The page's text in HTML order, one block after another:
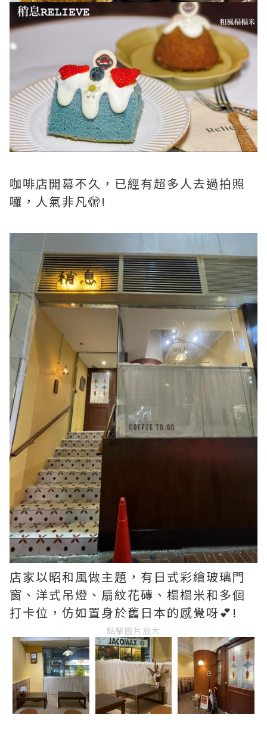
咖啡店開幕不久，已經有超多人去過拍照
囉，人氣非凡🫣!
店家以昭和風做主題，有日式彩繪玻璃門
窗、洋式吊燈、扇紋花磚、榻榻米和多個
打卡位，仿如置身於舊日本的感覺呀💕!
點擊圖片放大